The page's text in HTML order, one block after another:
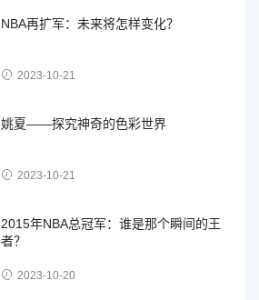
NBA再扩军：未来将怎样变化？
2023-10-21
姚夏——探究神奇的色彩世界
2023-10-21
2015年NBA总冠军：谁是那个瞬间的王
者？
2023-10-20